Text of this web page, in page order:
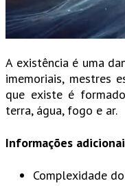
A existência é uma
imemoriais, mestres
que existe é
terra, água, fogo e ar.
Informações
Complexidade